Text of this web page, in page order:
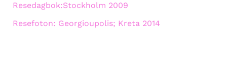
Resedagbok:Stockholm 2009
Resefoton: Georgioupolis; Kreta 2014